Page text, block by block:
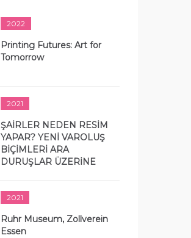
2022
Printing Futures: Art for
Tomorrow
2021
ŞAİRLER NEDEN RESİM
YAPAR? YENİ VAROLUŞ
BİÇİMLERİ ARA
DURUŞLAR ÜZERİNE
2021
Ruhr Museum, Zollverein
Essen